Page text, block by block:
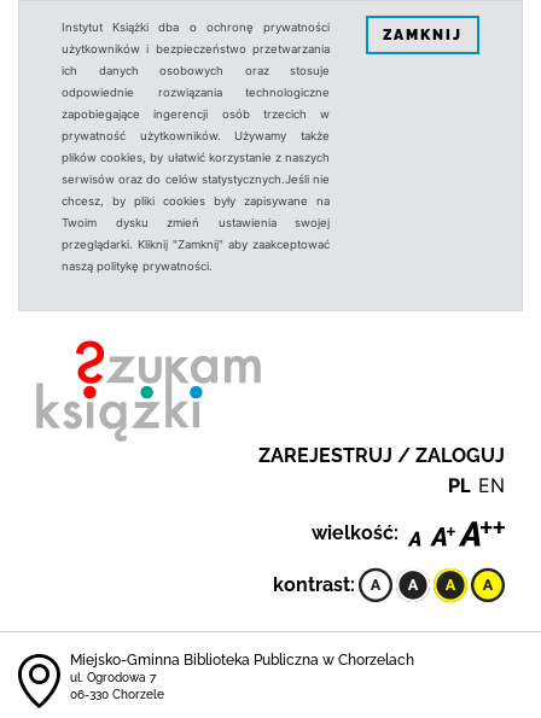
Instytut Książki dba o ochronę prywatności
użytkowników i bezpieczeństwo przetwarzania
ich danych osobowych oraz stosuje
odpowiednie rozwiązania technologiczne
zapobiegające ingerencji osób trzecich w
prywatność użytkowników. Używamy także
plików cookies, by ułatwić korzystanie z naszych
serwisów oraz do celów statystycznych.Jeśli nie
chcesz, by pliki cookies były zapisywane na
Twoim dysku zmień ustawienia swojej
przeglądarki. Kliknij "Zamknij" aby zaakceptować
naszą politykę prywatności.
ZAMKNIJ
ZAREJESTRUJ / ZALOGUJ
PL EN
wielkość:
kontrast:
Miejsko-Gminna Biblioteka Publiczna w Chorzelach
ul. Ogrodowa 7
06-330 Chorzele